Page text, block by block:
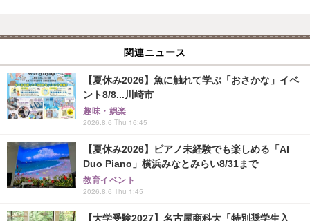
関連ニュース
【夏休み2026】魚に触れて学ぶ「おさかな」イベ
ント8/8...川崎市
趣味・娯楽
2026.8.6 Thu 16:45
【夏休み2026】ピアノ未経験でも楽しめる「AI
Duo Piano」横浜みなとみらい8/31まで
教育イベント
2026.8.6 Thu 1:45
【大学受験2027】名古屋商科大「特別奨学生入